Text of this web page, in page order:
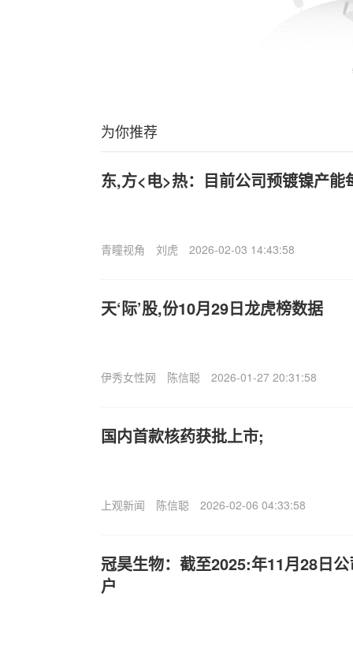
为你推荐
东,方<电>热：目前公司预镀镍产能
青瞳视角 刘虎 2026-02-03 14:43:58
天‘际’股,份10月29日龙虎榜数据
伊秀女性网 陈信聪 2026-01-27 20:31:58
国内首款核药获批上市;
上观新闻 陈信聪 2026-02-06 04:33:58
冠昊生物：截至2025:年11月28日
户